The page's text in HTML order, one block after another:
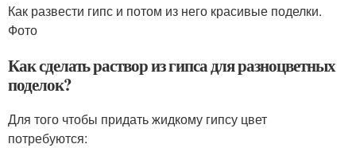
Как развести гипс и потом из него красивые поделки.
Фото
Как сделать раствор из гипса для разноцветных
поделок?
Для того чтобы придать жидкому гипсу цвет
потребуются: